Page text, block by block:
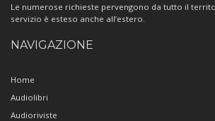
Le numerose richieste pervengono da tutto il
servizio è esteso anche all’estero.
NAVIGAZIONE
Home
Audiolibri
Audioriviste